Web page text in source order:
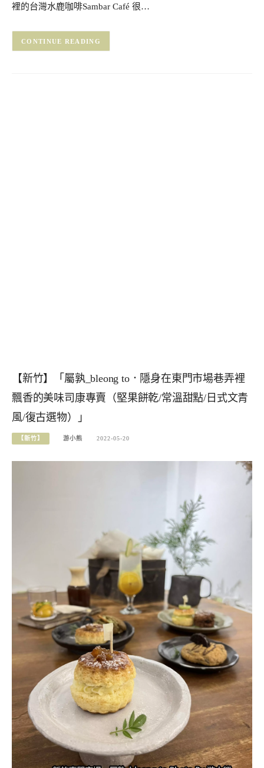
裡的台灣水鹿咖啡Sambar Café 很…
CONTINUE READING
【新竹】「屬孰_bleong to．隱身在東門市場巷弄裡
飄香的美味司康專賣（堅果餅乾/常溫甜點/日式文青
風/復古選物）」
【新竹】 游小熊 2022-05-20